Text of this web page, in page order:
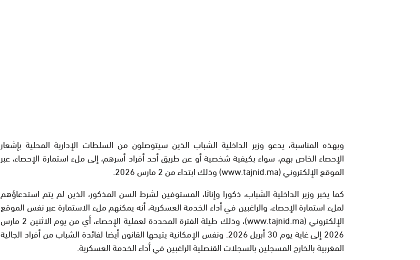
وبهذه المناسبة، يدعو وزير الداخلية الشباب الذين سيتوصلون من السلطات الإدارية المحلية بإشعار
الإحصاء الخاص بهم، سواء بكيفية شخصية أو عن طريق أحد أفراد أسرهم، إلى ملء استمارة الإحصاء، عبر
الموقع الإلكتروني (www.tajnid.ma) وذلك ابتداء من 2 مارس 2026.
كما يخبر وزير الداخلية الشباب، ذكورا وإناثا، المستوفين لشرط السن المذكور، الذين لم يتم استدعاؤهم
لملء استمارة الإحصاء، والراغبين في أداء الخدمة العسكرية، أنه يمكنهم ملء الاستمارة عبر نفس الموقع
الإلكتروني (www.tajnid.ma)، وذلك طيلة الفترة المحددة لعملية الإحصاء، أي من يوم الاثنين 2 مارس
2026 إلى غاية يوم 30 أبريل 2026. ونفس الإمكانية يتيحها القانون أيضا لفائدة الشباب من أفراد الجالية
المغربية بالخارج المسجلين بالسجلات القنصلية الراغبين في أداء الخدمة العسكرية.